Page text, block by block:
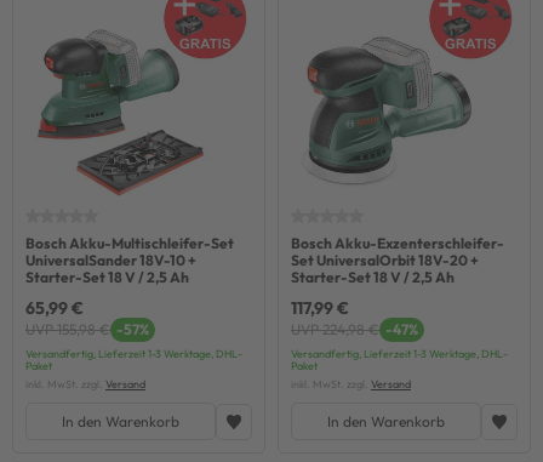
Bosch Akku-Multischleifer-Set
UniversalSander 18V-10 +
Starter-Set 18 V / 2,5 Ah
65,99 €
UVP 155,98 € -57%
Versandfertig, Lieferzeit 1-3 Werktage, DHL-
Paket
inkl. MwSt. zzgl. Versand
In den Warenkorb
Bosch Akku-Exzenterschleifer-
Set UniversalOrbit 18V-20 +
Starter-Set 18 V / 2,5 Ah
117,99 €
UVP 224,98 € -47%
Versandfertig, Lieferzeit 1-3 Werktage, DHL-
Paket
inkl. MwSt. zzgl. Versand
In den Warenkorb